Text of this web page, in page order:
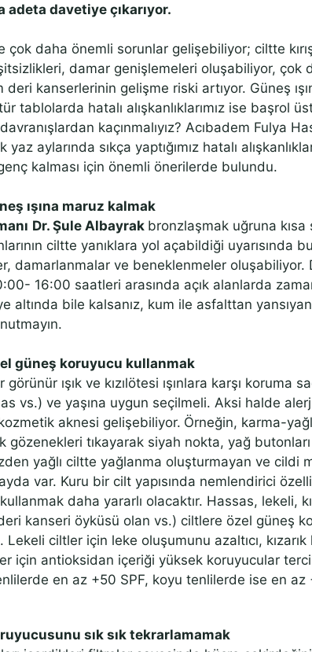
adeta davetiye çıkarıyor.
daha önemli sorunlar gelişebiliyor; ciltte
damar genişlemeleri oluşabiliyor, çok
kanserlerinin gelişme riski artıyor. Güneş
tablolarda hatalı alışkanlıklarımız ise başrol
kaçınmalıyız? Acıbadem Fulya
aylarında sıkça yaptığımız hatalı
genç kalması için önemli önerilerde bulundu.
ışına maruz kalmak
Dr. Şule Albayrak bronzlaşmak uğruna kısa
ciltte yanıklara yol açabildiği uyarısında
damarlanmalar ve beneklenmeler oluşabiliyor.
16:00 saatleri arasında açık alanlarda
altında bile kalsanız, kum ile asfalttan yansıyan
güneş koruyucu kullanmak
ışık ve kızılötesi ışınlara karşı koruma
vs.) ve yaşına uygun seçilmeli. Aksi halde
aknesi gelişebiliyor. Örneğin, karma-
gözenekleri tıkayarak siyah nokta, yağ
yağlı ciltte yağlanma oluşturmayan ve cildi
var. Kuru bir cilt yapısında nemlendirici
daha yararlı olacaktır. Hassas, lekeli,
kanseri öyküsü olan vs.) ciltlere özel güneş
ciltler için leke oluşumunu azaltıcı, kızarık
için antioksidan içeriği yüksek koruyucular
en az +50 SPF, koyu tenlilerde ise en az
sık sık tekrarlamamak